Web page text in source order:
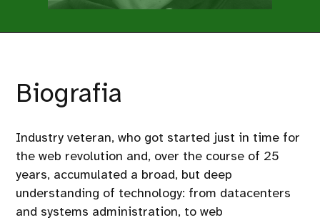
Biografia
Industry veteran, who got started just in time for
the web revolution and, over the course of 25
years, accumulated a broad, but deep
understanding of technology: from datacenters
and systems administration, to web